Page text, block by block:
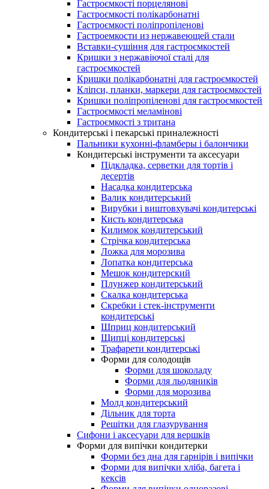
Гастроємкості порцелянові
Гастроємкості полікарбонатні
Гастроємкості поліпропіленові
Гастроемкости из нержавеющей стали
Вставки-сушіння для гастроємкостей
Кришки з нержавіючої сталі для
гастроємкостей
Кришки полікарбонатні для гастроємкостей
Кліпси, планки, маркери для гастроємкостей
Кришки поліпропіленові для гастроємкостей
Гастроємкості меламінові
Гастроємкості з тритана
Кондитерські і пекарські приналежності
Пальники кухонні-фламберы і балончики
Кондитерські інструменти та аксесуари
Підкладка, серветки для тортів і
десертів
Насадка кондитерська
Валик кондитерський
Вирубки і виштовхувачі кондитерські
Кисть кондитерська
Килимок кондитерський
Стрічка кондитерська
Ложка для морозива
Лопатка кондитерська
Мешок кондитерский
Плунжер кондитерський
Скалка кондитерська
Скребки і стек-інструменти
кондитерські
Шприц кондитерський
Щипці кондитерські
Трафарети кондитерські
Форми для солодощів
Форми для шоколаду
Форми для льодяників
Форми для морозива
Молд кондитерський
Дільник для торта
Решітки для глазурування
Сифони і аксесуари для вершків
Форми для випічки кондитерки
Форми без дна для гарнірів і випічки
Форми для випічки хліба, багета і
кексів